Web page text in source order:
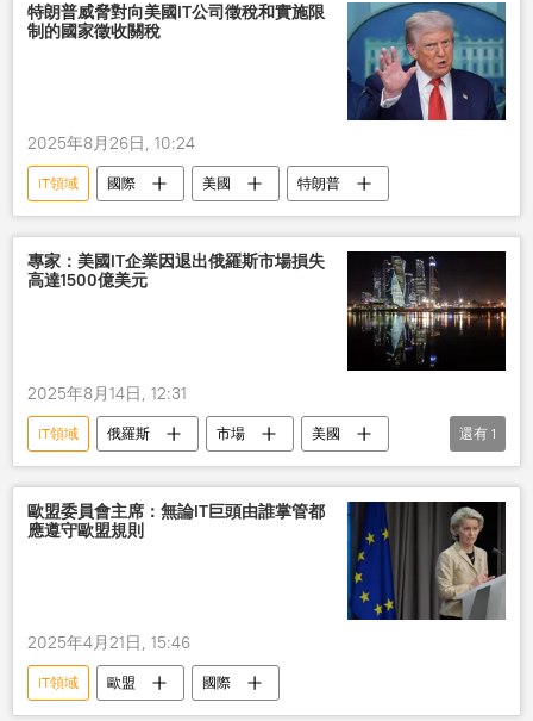
特朗普威脅對向美國IT公司徵稅和實施限
制的國家徵收關稅
2025年8月26日, 10:24
IT領域 國際 美國 特朗普
專家：美國IT企業因退出俄羅斯市場損失
高達1500億美元
2025年8月14日, 12:31
IT領域 俄羅斯 市場
美國
經濟
還有 1
歐盟委員會主席：無論IT巨頭由誰掌管都
應遵守歐盟規則
2025年4月21日, 15:46
IT領域 歐盟 國際